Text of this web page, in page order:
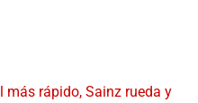
más rápido, Sainz rueda y